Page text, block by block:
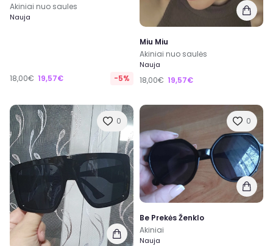
Akiniai nuo saules
Nauja
18,00€ 19,57€ -5%
Miu Miu
Akiniai nuo saulės
Nauja
18,00€ 19,57€
0 0
Be Prekės Ženklo
Akiniai
Nauja